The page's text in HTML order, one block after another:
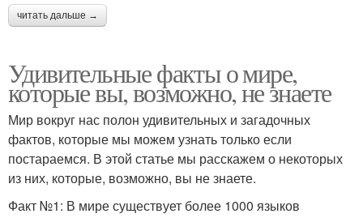
читать дальше →
Удивительные факты о мире,
которые вы, возможно, не знаете
Мир вокруг нас полон удивительных и загадочных
фактов, которые мы можем узнать только если
постараемся. В этой статье мы расскажем о некоторых
из них, которые, возможно, вы не знаете.
Факт №1: В мире существует более 1000 языков